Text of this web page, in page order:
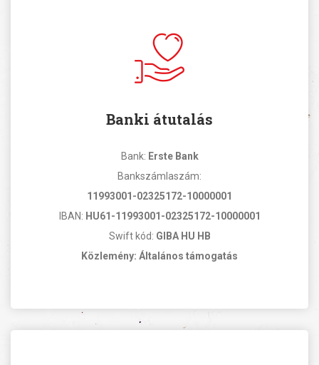
Banki átutalás
Bank: Erste Bank
Bankszámlaszám:
11993001-02325172-10000001
IBAN: HU61-11993001-02325172-10000001
Swift kód: GIBA HU HB
Közlemény: Általános támogatás